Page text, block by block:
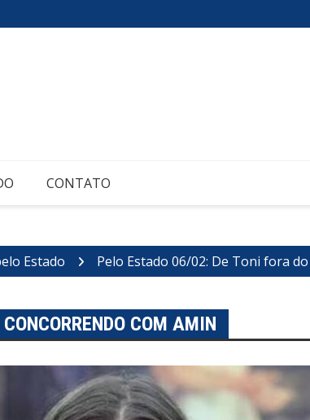
CONTATO
Estado Pelo Estado 06/02: De Toni fora
COM AMIN